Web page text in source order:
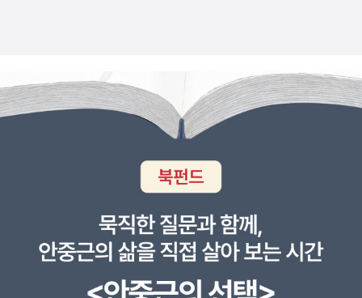
고 국가 정책의 방향을 바꾸는 것이 핵심과제라는 점을 독자들에게
설득하는 데 성공하고 있다. 이 책은 자본주의를 구할 것이 아니라 자
본주의로부터 우리 스스로를 구하라고 독려한다. 조금씩 그리고 남김
없이 자본주의 경제의 실상을 드러내 마침내 독자들을 확고한 이해와
판단에 이르게 한 다음 구체적이고 현실적인 대안을 제시하여 각 사
는 점에서 비판에 머물고 마는 현학자들의 한계를 넘어서는 저서라고
말할 수 있다. 청년 실업이 증가하고 4차 산업혁명의 도래로 일자리
질서의 방향설정에 도움을 주고자 하고 있으며, 동시에 정치경제학
지배체제’와 더불어 견고하게 유리 천장이 매우 두꺼워졌고 독일을
비롯한 수많은 경제가들의 혼인과 제휴, 그리고 그것들이 세습됨으로
써 과연 이것을 달리 경제적 봉건주의라고 부르지 않으면 무엇이라고
해석해야 될지에 그녀와 비슷한 감상을 갖게 되었습니다.이러한 전개
과정은 “이미 19세기 3/3분기에 많은 분야의 대기업들이 계약의 자
에게 강조하며 이를 통해 대기업들의 시장 지배권을 갖는 행태를 ‘강
도 귀족’이라 비판합니다. 1920년대의 대공황을 거쳐 이후 거대한 전
입의 절실함은 공감대가 충분히 있었습니다. 그후 60~70년대를 거
있는 자본주의에 대해 분석했다. 해당 비판이 흥미로운 것은 현재 21
세기 자본주의 경제를 앞으로 우리 사회가 극복해야 할 경제 봉건주
의로 규정한다는 것이다. 여기에 대한 분석에서 바겐크네히트는 일정
본가들에 의해 굴러가고 있다는 사실을 상세히 설명하고 있다. 자본
주의가 성과나 책임 그리고 경쟁에 토대를 둔다고 하지만, 현 21세기
상황은 그것이 실행되고 있지 못하다는 것이 그녀의 주장이다. 바겐
크네히트는 자본주의 체제를 분석하면서 이런 얘기도 한다. “소수가
멋진 요트를 타고 세계의 바다를 항해하고 있는 반면, 다수는 겨우 생
계를 유지하기 위해 증대하는 압박을 견디면서 싸워야 한다는 사실을